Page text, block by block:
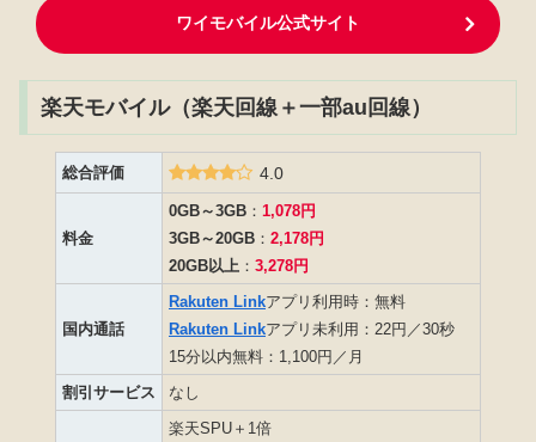
ワイモバイル公式サイト
楽天モバイル（楽天回線＋一部au回線）
総合評価 4.0
料金
0GB～3GB ： 1,078円
3GB～20GB ： 2,178円
20GB以上 ： 3,278円
国内通話
Rakuten Linkアプリ利用時：無料
Rakuten Linkアプリ未利用：22円／30秒
15分以内無料：1,100円／月
割引サービス
なし
楽天SPU＋1倍